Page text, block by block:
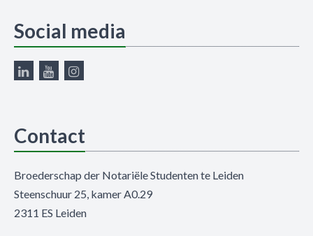
Social media
Contact
Broederschap der Notariële Studenten te Leiden
Steenschuur 25, kamer A0.29
2311 ES Leiden